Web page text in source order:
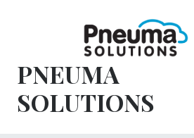
PNEUMA
SOLUTIONS